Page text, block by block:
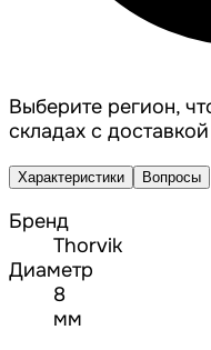
Выберите регион,
складах с
Характеристики Вопросы
Бренд
Thorvik
Диаметр
8
мм